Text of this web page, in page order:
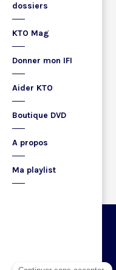
dossiers
KTO Mag
Donner mon IFI
Aider KTO
Boutique DVD
A propos
Ma playlist